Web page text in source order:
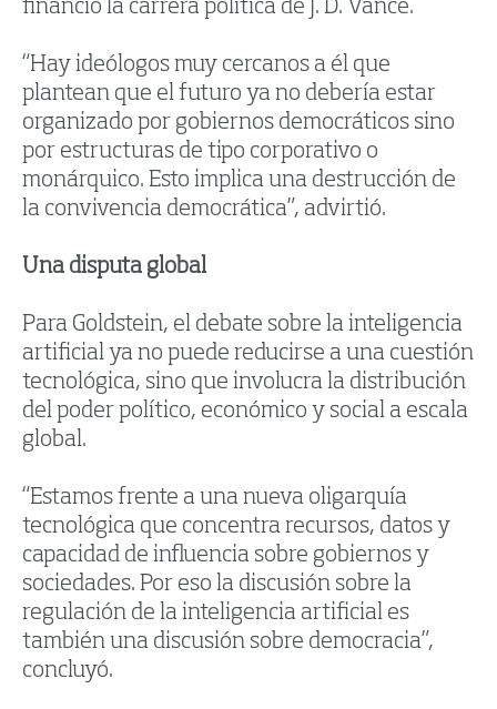
financió la carrera política de J. D. Vance.
“Hay ideólogos muy cercanos a él que
plantean que el futuro ya no debería estar
organizado por gobiernos democráticos sino
por estructuras de tipo corporativo o
monárquico. Esto implica una destrucción de
la convivencia democrática”, advirtió.
Una disputa global
Para Goldstein, el debate sobre la inteligencia
artificial ya no puede reducirse a una cuestión
tecnológica, sino que involucra la distribución
del poder político, económico y social a escala
global.
“Estamos frente a una nueva oligarquía
tecnológica que concentra recursos, datos y
capacidad de influencia sobre gobiernos y
sociedades. Por eso la discusión sobre la
regulación de la inteligencia artificial es
también una discusión sobre democracia”,
concluyó.